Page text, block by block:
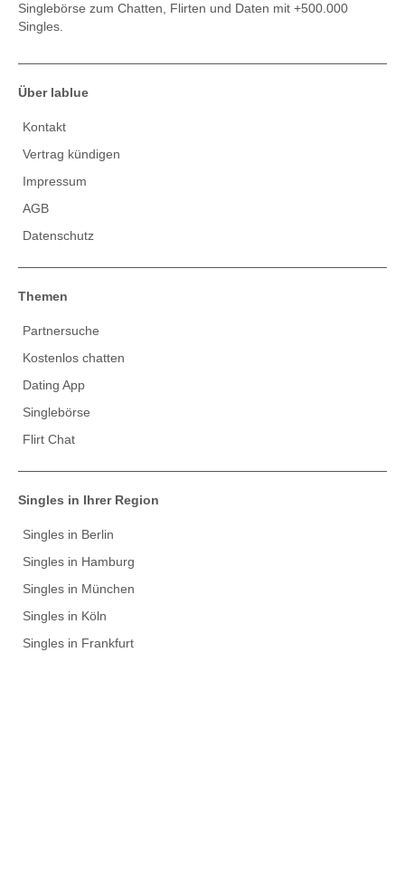
Singlebörse zum Chatten, Flirten und Daten mit +500.000
Singles.
Über lablue
Kontakt
Vertrag kündigen
Impressum
AGB
Datenschutz
Themen
Partnersuche
Kostenlos chatten
Dating App
Singlebörse
Flirt Chat
Singles in Ihrer Region
Singles in Berlin
Singles in Hamburg
Singles in München
Singles in Köln
Singles in Frankfurt